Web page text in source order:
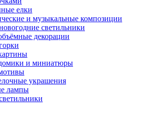
елки
и музыкальные композиции
светильники
декорации
и миниатюры
украшения
лампы